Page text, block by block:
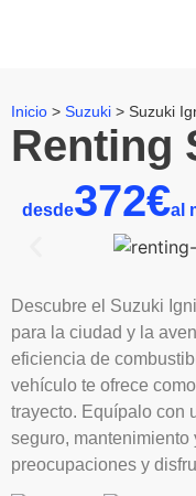
Inicio > Suzuki > Suzuki
Renting
desde372€al
Descubre el Suzuki
para la ciudad y la
eficiencia de
vehículo te ofrece
trayecto. Equípalo con
seguro, mantenimiento
preocupaciones y